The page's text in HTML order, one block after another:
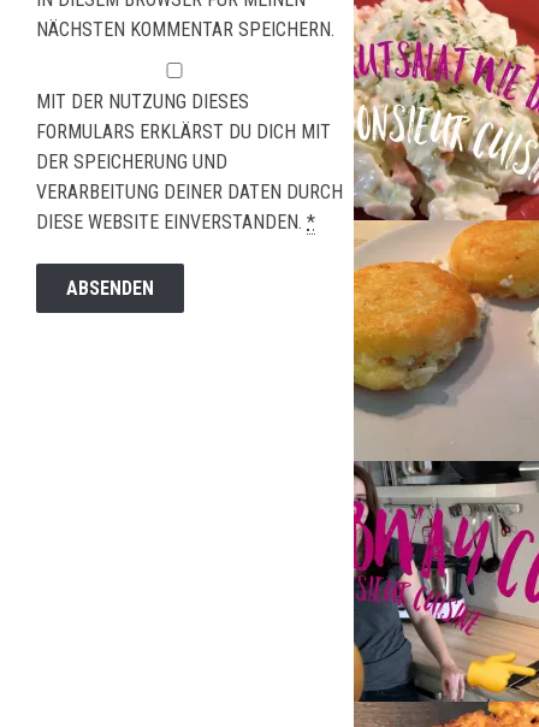
NÄCHSTEN KOMMENTAR SPEICHERN.
MIT DER NUTZUNG DIESES
FORMULARS ERKLÄRST DU DICH MIT
DER SPEICHERUNG UND
VERARBEITUNG DEINER DATEN DURCH
DIESE WEBSITE EINVERSTANDEN. *